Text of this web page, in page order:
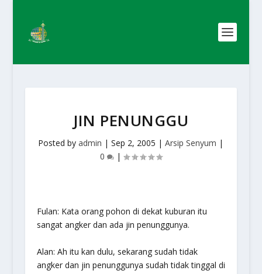
JIN PENUNGGU
Posted byadmin |Sep 2, 2005 |Arsip Senyum |
0
|
Fulan: Kata orang pohon di dekat kuburan itu
sangat angker dan ada jin penunggunya.
Alan: Ah itu kan dulu, sekarang sudah tidak
angker dan jin penunggunya sudah tidak tinggal di